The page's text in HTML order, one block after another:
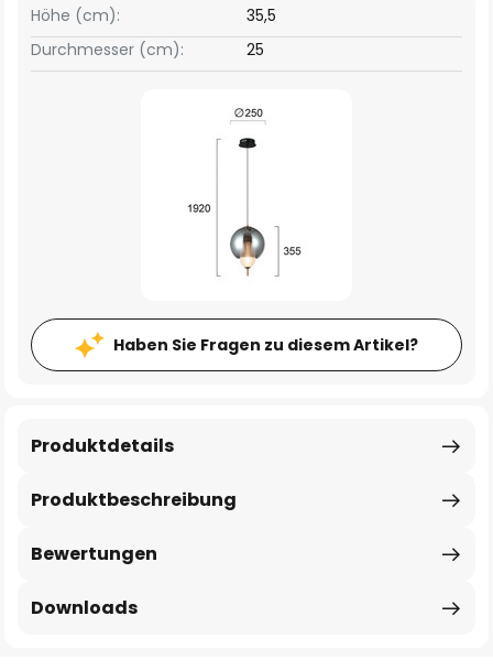
Höhe (cm):
35,5
Durchmesser (cm):
25
Haben Sie Fragen zu diesem Artikel?
Produktbeschreibung
Produktdetails
Bewertungen
Downloads